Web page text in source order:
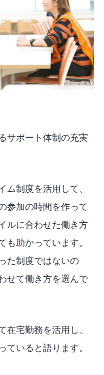
サポート体制の充実
ム制度を活用して、
参加の時間を作って
ルに合わせた働き方
も助かっています。
た制度ではないの
せて働き方を選んで
在宅勤務を活用し、
ていると語ります。